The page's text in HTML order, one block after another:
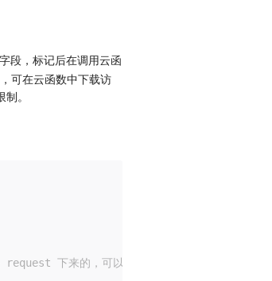
段，标记后在调用云函
可在云函数中下载访
。
下来的，可以是读文件读出来的等等